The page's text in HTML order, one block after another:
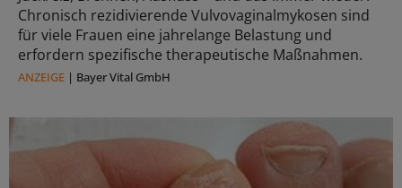
Chronisch rezidivierende Vulvovaginalmykosen sind
für viele Frauen eine jahrelange Belastung und
erfordern spezifische therapeutische Maßnahmen.
ANZEIGE | Bayer Vital GmbH